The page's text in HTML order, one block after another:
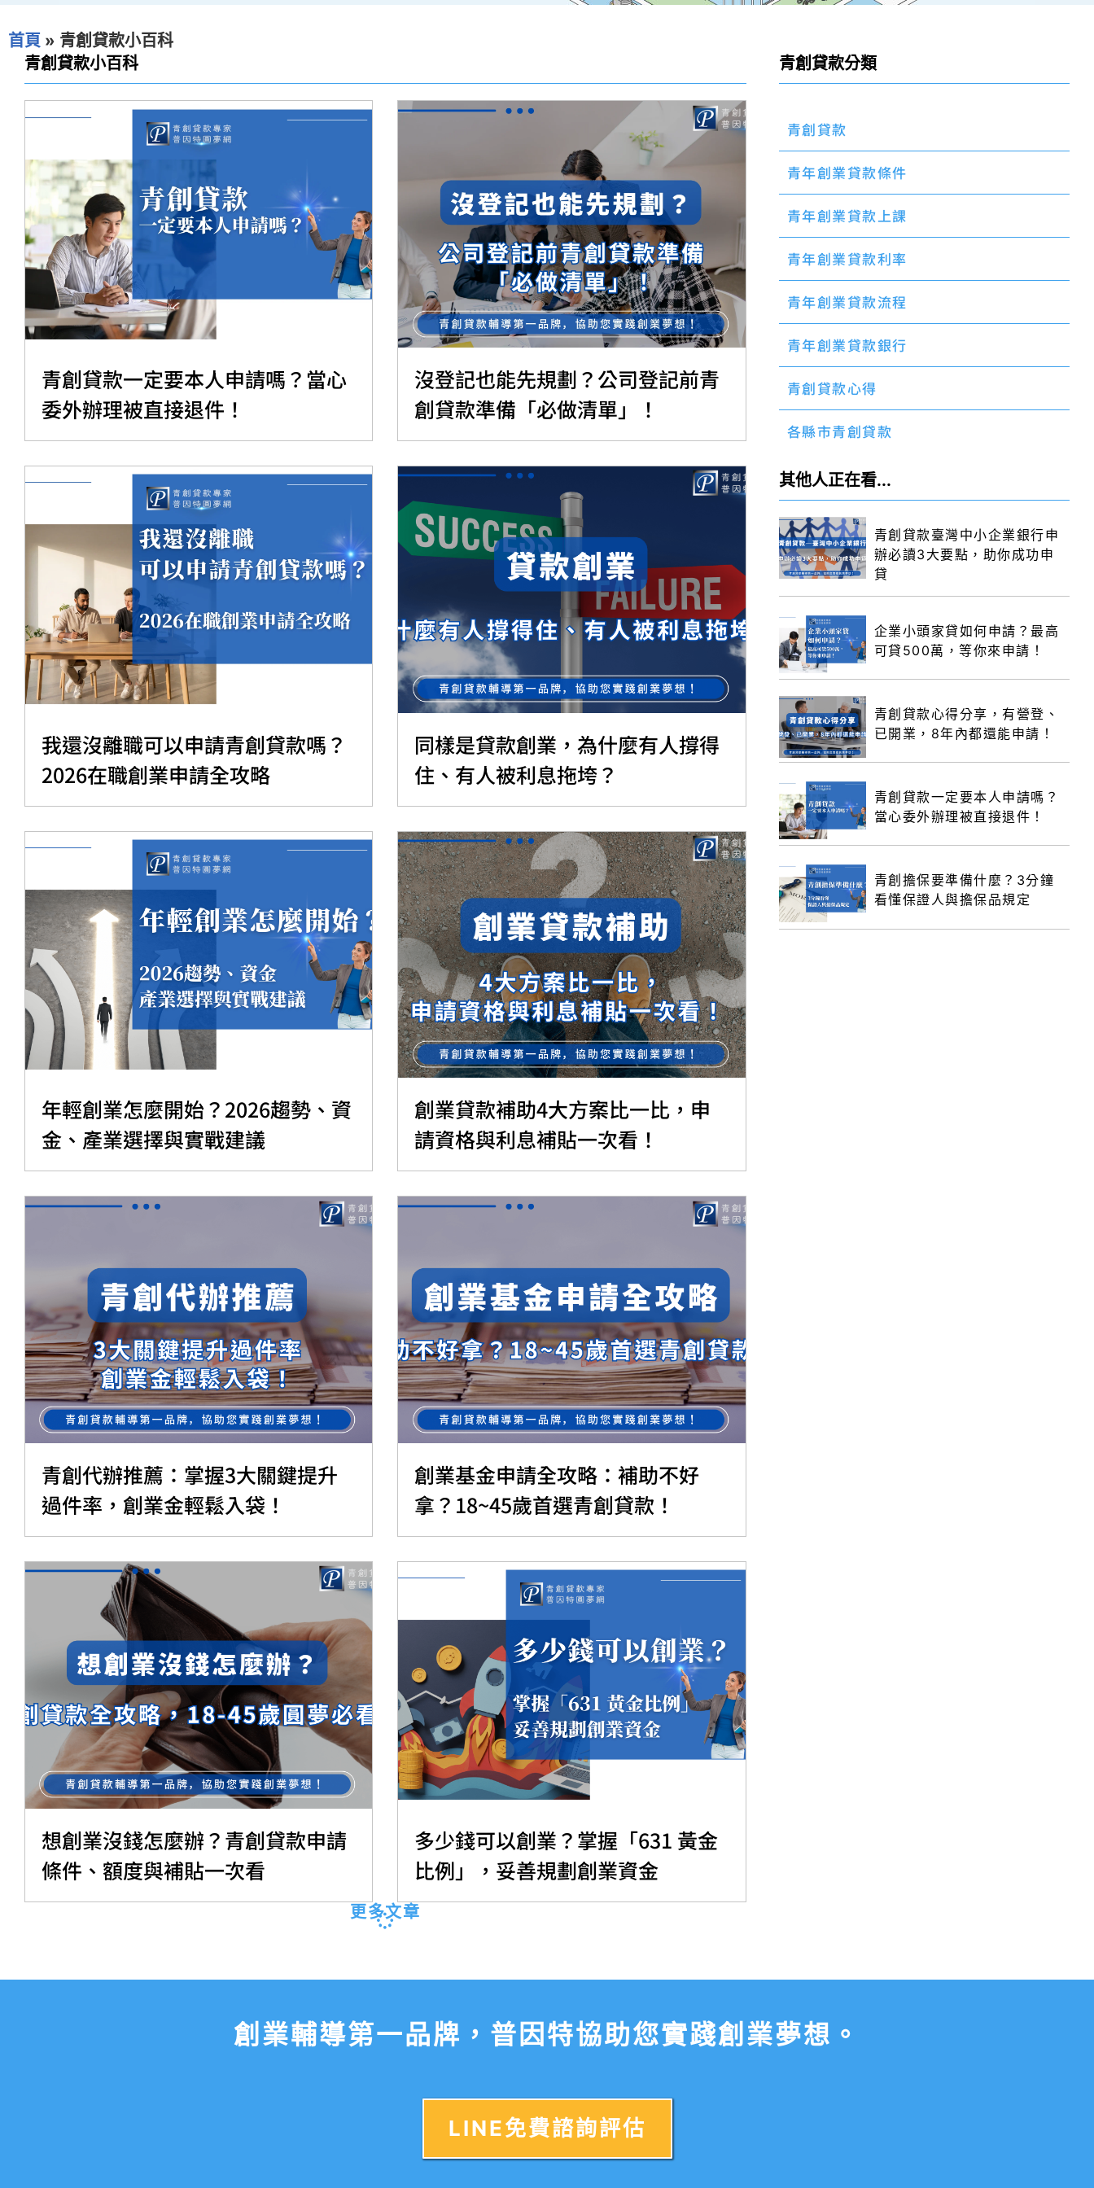
首頁 » 青創貸款小百科
青創貸款小百科
青創貸款一定要本人申請嗎？當心
委外辦理被直接退件！
沒登記也能先規劃？公司登記前青
創貸款準備「必做清單」！
我還沒離職可以申請青創貸款嗎？
2026在職創業申請全攻略
同樣是貸款創業，為什麼有人撐得
住、有人被利息拖垮？
年輕創業怎麼開始？2026趨勢、資
金、產業選擇與實戰建議
創業貸款補助4大方案比一比，申
請資格與利息補貼一次看！
青創代辦推薦：掌握3大關鍵提升
過件率，創業金輕鬆入袋！
創業基金申請全攻略：補助不好
拿？18~45歲首選青創貸款！
想創業沒錢怎麼辦？青創貸款申請
條件、額度與補貼一次看
多少錢可以創業？掌握「631 黃金
比例」，妥善規劃創業資金
更多文章
青創貸款分類
青創貸款
青年創業貸款條件
青年創業貸款上課
青年創業貸款利率
青年創業貸款流程
青年創業貸款銀行
青創貸款心得
各縣市青創貸款
其他人正在看...
青創貸款臺灣中小企業銀行申
辦必讀3大要點，助你成功申
貸
企業小頭家貸如何申請？最高
可貸500萬，等你來申請！
青創貸款心得分享，有營登、
已開業，8年內都還能申請！
青創貸款一定要本人申請嗎？
當心委外辦理被直接退件！
青創擔保要準備什麼？3分鐘
看懂保證人與擔保品規定
創業輔導第一品牌，普因特協助您實踐創業夢想。
LINE免費諮詢評估